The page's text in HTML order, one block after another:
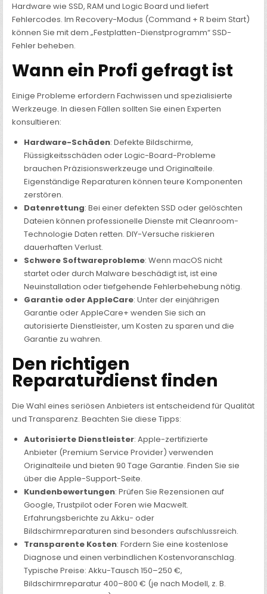
Hardware wie SSD, RAM und Logic Board und liefert
Fehlercodes. Im Recovery-Modus (Command + R beim Start)
können Sie mit dem „Festplatten-Dienstprogramm“ SSD-
Fehler beheben.
Wann ein Profi gefragt ist
Einige Probleme erfordern Fachwissen und spezialisierte
Werkzeuge. In diesen Fällen sollten Sie einen Experten
konsultieren:
Hardware-Schäden: Defekte Bildschirme,
Flüssigkeitsschäden oder Logic-Board-Probleme
brauchen Präzisionswerkzeuge und Originalteile.
Eigenständige Reparaturen können teure Komponenten
zerstören.
Datenrettung: Bei einer defekten SSD oder gelöschten
Dateien können professionelle Dienste mit Cleanroom-
Technologie Daten retten. DIY-Versuche riskieren
dauerhaften Verlust.
Schwere Softwareprobleme: Wenn macOS nicht
startet oder durch Malware beschädigt ist, ist eine
Neuinstallation oder tiefgehende Fehlerbehebung nötig.
Garantie oder AppleCare: Unter der einjährigen
Garantie oder AppleCare+ wenden Sie sich an
autorisierte Dienstleister, um Kosten zu sparen und die
Garantie zu wahren.
Den richtigen
Reparaturdienst finden
Die Wahl eines seriösen Anbieters ist entscheidend für Qualität
und Transparenz. Beachten Sie diese Tipps:
Autorisierte Dienstleister: Apple-zertifizierte
Anbieter (Premium Service Provider) verwenden
Originalteile und bieten 90 Tage Garantie. Finden Sie sie
über die Apple-Support-Seite.
Kundenbewertungen: Prüfen Sie Rezensionen auf
Google, Trustpilot oder Foren wie Macwelt.
Erfahrungsberichte zu Akku- oder
Bildschirmreparaturen sind besonders aufschlussreich.
Transparente Kosten: Fordern Sie eine kostenlose
Diagnose und einen verbindlichen Kostenvoranschlag.
Typische Preise: Akku-Tausch 150–250 €,
Bildschirmreparatur 400–800 € (je nach Modell, z. B.